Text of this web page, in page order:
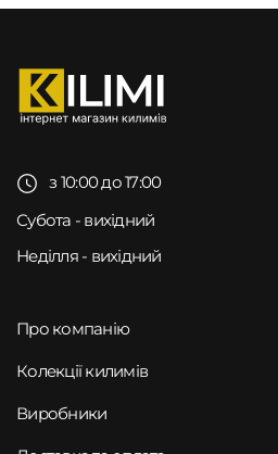
з 10:00 до 17:00
Субота - вихідний
Неділля - вихідний
Про компанію
Колекції килимів
Виробники